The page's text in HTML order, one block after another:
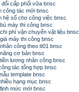
đổi cấp phối vữa bnsc
công tác mới bnsc
hệ số cho công việc bnsc
máy thi công bnsc
phí vận chuyển vật liệu bnsc
máy thi công bnsc
công theo tt01 bnsc
cơ bản bnsc
lương nhân công bnsc
tác tổng hợp bnsc
template bnsc
hạng mục bnsc
mức mới bnsc